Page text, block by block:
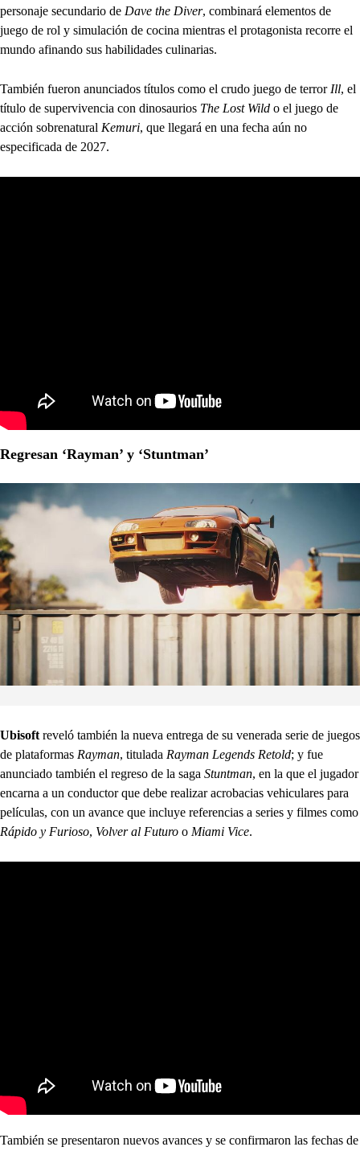
personaje secundario de Dave the Diver, combinará elementos de
juego de rol y simulación de cocina mientras el protagonista recorre el
mundo afinando sus habilidades culinarias.
También fueron anunciados títulos como el crudo juego de terror Ill, el
título de supervivencia con dinosaurios The Lost Wild o el juego de
acción sobrenatural Kemuri, que llegará en una fecha aún no
especificada de 2027.
Regresan ‘Rayman’ y ‘Stuntman’
Ubisoft reveló también la nueva entrega de su venerada serie de juegos
de plataformas Rayman, titulada Rayman Legends Retold; y fue
anunciado también el regreso de la saga Stuntman, en la que el jugador
encarna a un conductor que debe realizar acrobacias vehiculares para
películas, con un avance que incluye referencias a series y filmes como
Rápido y Furioso, Volver al Futuro o Miami Vice.
También se presentaron nuevos avances y se confirmaron las fechas de